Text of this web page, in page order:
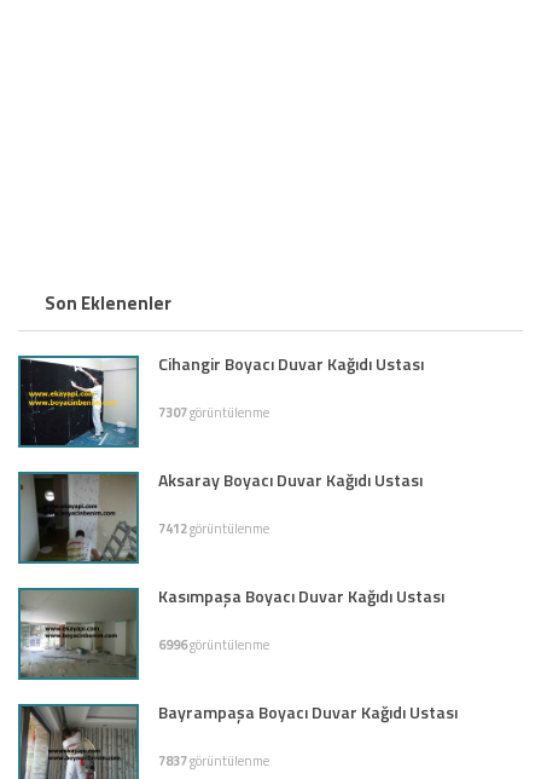
Son Eklenenler
Cihangir Boyacı Duvar Kağıdı Ustası
7307görüntülenme
Aksaray Boyacı Duvar Kağıdı Ustası
7412görüntülenme
Kasımpaşa Boyacı Duvar Kağıdı Ustası
6996görüntülenme
Bayrampaşa Boyacı Duvar Kağıdı Ustası
7837görüntülenme